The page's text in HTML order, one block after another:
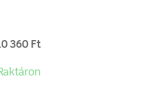
360 Ft